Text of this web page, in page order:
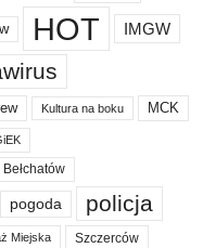
HOT IMGW
Kultura na boku MCK
Bełchatów
pogoda policja
Miejska Szczerców